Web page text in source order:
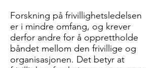
Forskning på frivillighetsledelsen
er i mindre omfang, og krever
derfor andre for å opprettholde
båndet mellom den frivillige og
organisasjonen. Det betyr at